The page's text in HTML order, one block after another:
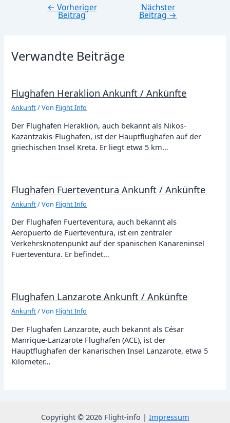
Beitragsnavigation
← Vorheriger
Beitrag
Nächster
Beitrag→
Verwandte Beiträge
Flughafen Heraklion Ankunft / Ankünfte
Ankunft/ Von Flight Info
Der Flughafen Heraklion, auch bekannt als Nikos-
Kazantzakis-Flughafen, ist der Hauptflughafen auf der
griechischen Insel Kreta. Er liegt etwa 5 km…
Flughafen Fuerteventura Ankunft / Ankünfte
Ankunft/ Von Flight Info
Der Flughafen Fuerteventura, auch bekannt als
Aeropuerto de Fuerteventura, ist ein zentraler
Verkehrsknotenpunkt auf der spanischen Kanareninsel
Fuerteventura. Er befindet…
Flughafen Lanzarote Ankunft / Ankünfte
Ankunft/ Von Flight Info
Der Flughafen Lanzarote, auch bekannt als César
Manrique-Lanzarote Flughafen (ACE), ist der
Hauptflughafen der kanarischen Insel Lanzarote, etwa 5
Kilometer…
Copyright © 2026 Flight-info | Impressum